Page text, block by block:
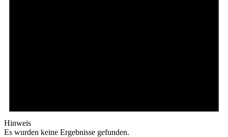
Hinweis
Es wurden keine Ergebnisse gefunden.